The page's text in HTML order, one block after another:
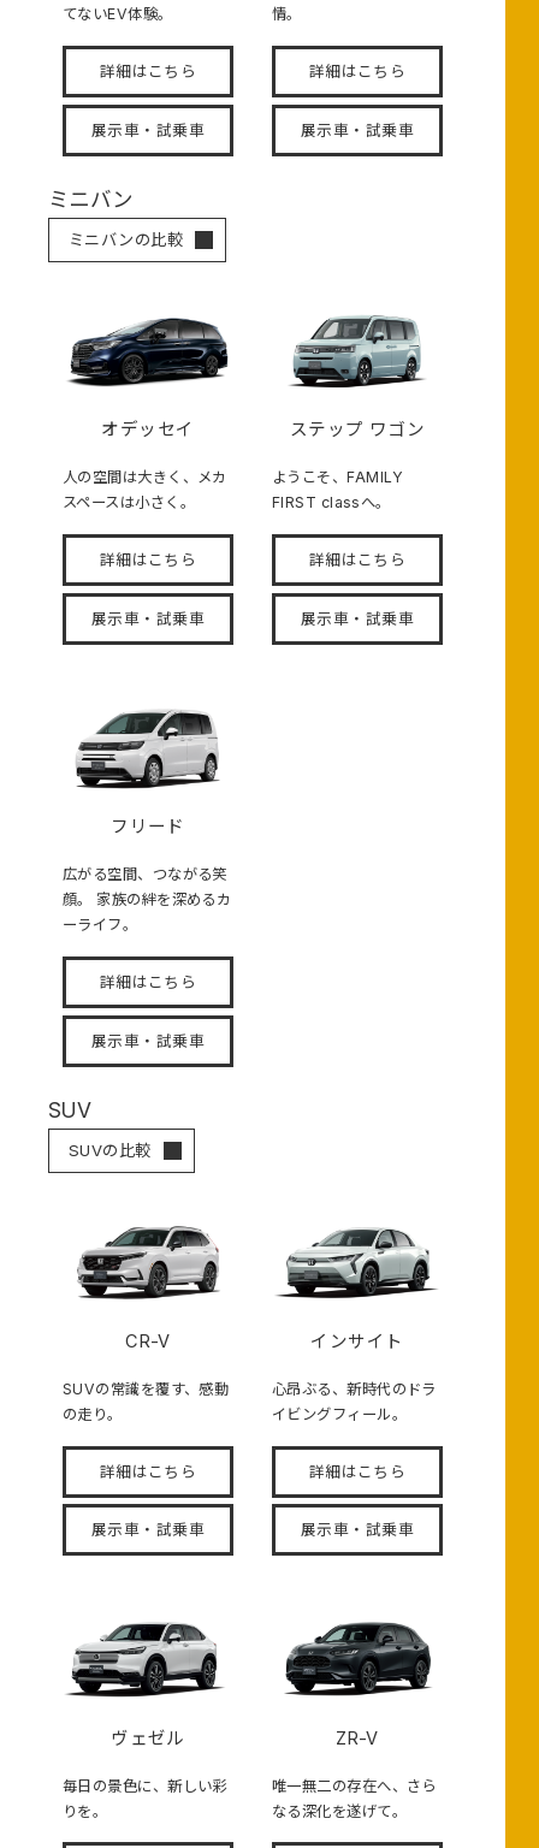
てないEV体験。
詳細はこちら
展示車・試乗車
情。
詳細はこちら
展示車・試乗車
ミニバン
ミニバンの比較
オデッセイ
人の空間は大きく、メカ
スペースは小さく。
詳細はこちら
展示車・試乗車
ステップ ワゴン
ようこそ、FAMILY
FIRST classへ。
詳細はこちら
展示車・試乗車
フリード
広がる空間、つながる笑
顔。 家族の絆を深めるカ
ーライフ。
詳細はこちら
展示車・試乗車
SUV
SUVの比較
CR-V
SUVの常識を覆す、感動
の走り。
詳細はこちら
展示車・試乗車
インサイト
心昂ぶる、新時代のドラ
イビングフィール。
詳細はこちら
展示車・試乗車
ヴェゼル
毎日の景色に、新しい彩
りを。
ZR-V
唯一無二の存在へ、さら
なる深化を遂げて。